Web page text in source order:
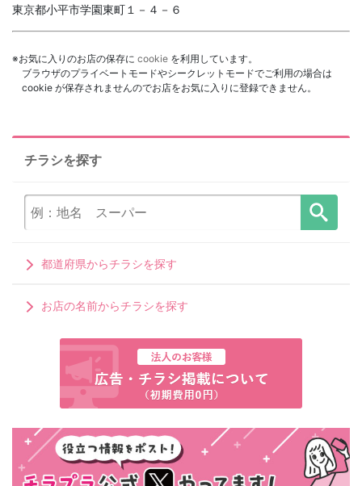
東京都小平市学園東町１－４－６
※お気に入りのお店の保存に cookie を利用しています。
ブラウザのプライベートモードやシークレットモードでご利用の場合は
cookie が保存されませんのでお店をお気に入りに登録できません。
チラシを探す
都道府県からチラシを探す
お店の名前からチラシを探す